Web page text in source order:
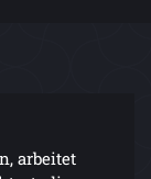
arbeitet